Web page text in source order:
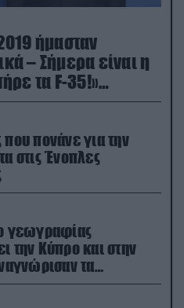
ήμασταν
– Σήμερα είναι η
τα F-35!»
που πονάνε για την
στις Ένοπλες
γεωγραφίας
την Κύπρο και στην
τα
(φωτο)